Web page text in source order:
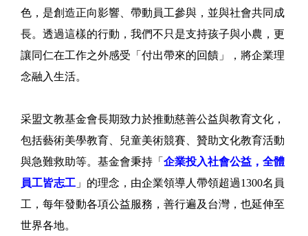
色，是創造正向影響、帶動員工參與，並與社會共同成
長。透過這樣的行動，我們不只是支持孩子與小農，更
讓同仁在工作之外感受「付出帶來的回饋」，將企業理
念融入生活。
采盟文教基金會長期致力於推動慈善公益與教育文化，
包括藝術美學教育、兒童美術競賽、贊助文化教育活動
與急難救助等。基金會秉持「 企業投入社會公益，全體
員工皆志工 」的理念，由企業領導人帶領超過1300名員
工，每年發動各項公益服務，善行遍及台灣，也延伸至
世界各地。